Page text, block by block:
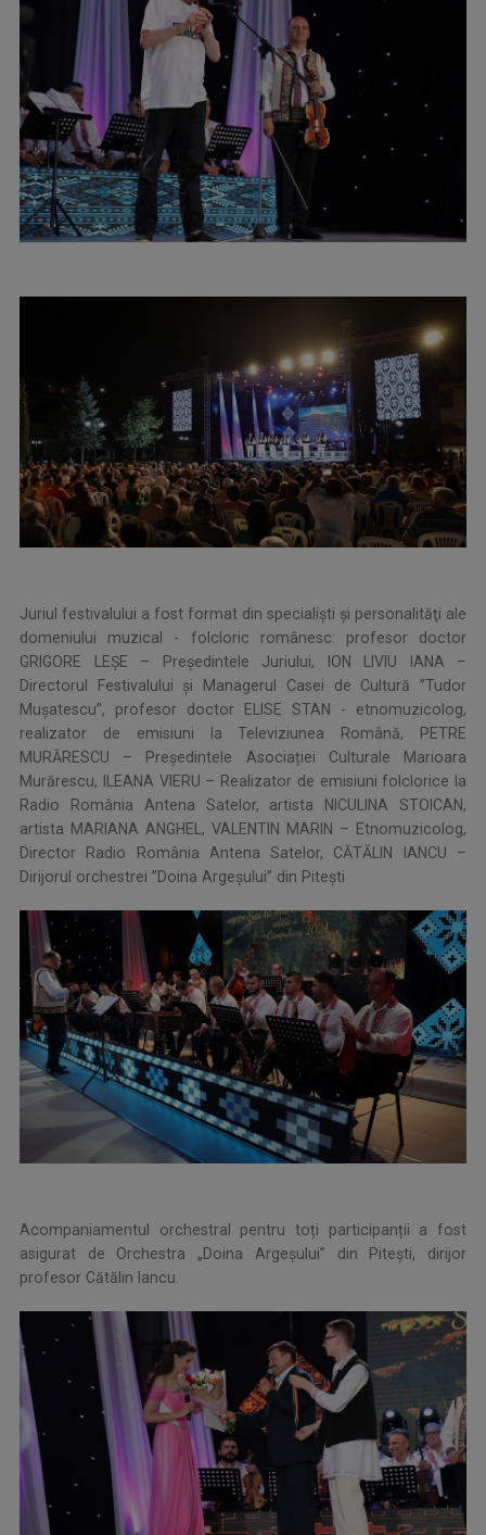
Juriul festivalului a fost format din specialiști și personalităţi ale
domeniului muzical - folcloric românesc: profesor doctor
GRIGORE LEȘE – Președintele Juriului, ION LIVIU IANA –
Directorul Festivalului și Managerul Casei de Cultură ”Tudor
Mușatescu”, profesor doctor ELISE STAN - etnomuzicolog,
realizator de emisiuni la Televiziunea Română, PETRE
MURĂRESCU – Președintele Asociației Culturale Marioara
Murărescu, ILEANA VIERU – Realizator de emisiuni folclorice la
Radio România Antena Satelor, artista NICULINA STOICAN,
artista MARIANA ANGHEL, VALENTIN MARIN – Etnomuzicolog,
Director Radio România Antena Satelor, CĂTĂLIN IANCU –
Dirijorul orchestrei ”Doina Argeșului” din Pitești
Acompaniamentul orchestral pentru toți participanții a fost
asigurat de Orchestra „Doina Argeșului” din Pitești, dirijor
profesor Cătălin Iancu.